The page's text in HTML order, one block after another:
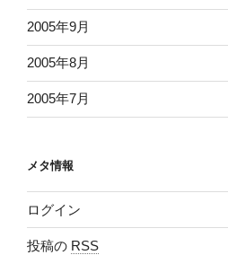
2005年9月
2005年8月
2005年7月
メタ情報
ログイン
投稿の RSS